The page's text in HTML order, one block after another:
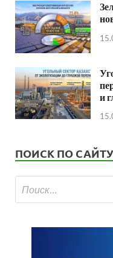
и
ПОИСК ПО САЙТУ